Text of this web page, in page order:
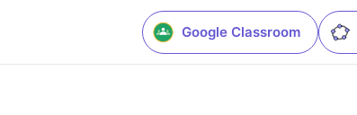
Google Classroom